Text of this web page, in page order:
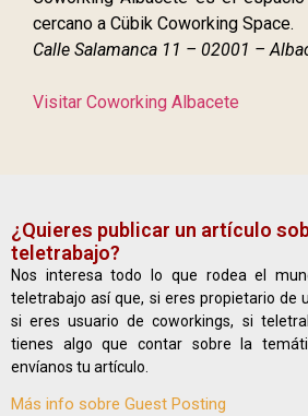
cercano a Cübik Coworking Space.
Calle Salamanca 11 – 02001 –
Visitar Coworking Albacete
¿Quieres publicar un artículo
teletrabajo?
Nos interesa todo lo que rodea el
teletrabajo así que, si eres propietario de
si eres usuario de coworkings, si
tienes algo que contar sobre la
envíanos tu artículo.
Más info sobre Guest Posting